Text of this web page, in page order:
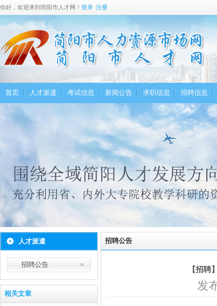
你好，欢迎来到简阳市人才网！ 登录 注册
首页 人才派遣 考试信息 新闻公告 求职信息 招聘信息
人才派遣
招聘公告
相关文章
招聘公告
【招聘
发